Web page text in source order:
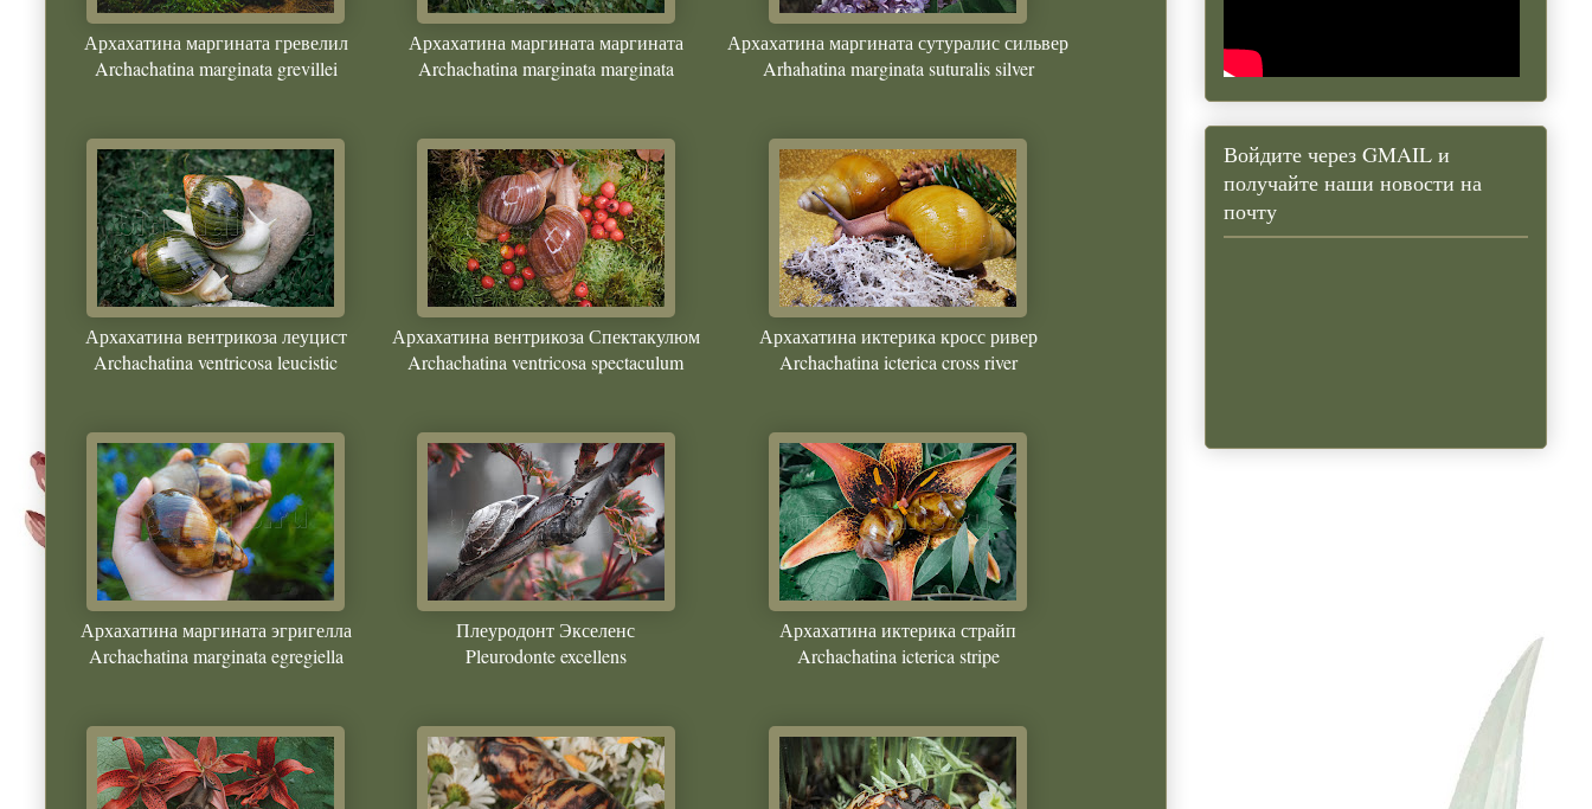
Архахатина маргината гревелил
Archachatina marginata grevillei
Архахатина маргината маргината
Archachatina marginata marginata
Архахатина маргината сутуралис сильвер
Arhahatina marginata suturalis silver
Архахатина вентрикоза леуцист
Archachatina ventricosa leucistic
Архахатина вентрикоза Спектакулюм
Archachatina ventricosa spectaculum
Архахатина иктерика кросс ривер
Archachatina icterica cross river
Архахатина маргината эгригелла
Archachatina marginata egregiella
Плеуродонт Экселенс
Pleurodonte excellens
Архахатина иктерика страйп
Archachatina icterica stripe
Войдите через GMAIL и
получайте наши новости на
почту